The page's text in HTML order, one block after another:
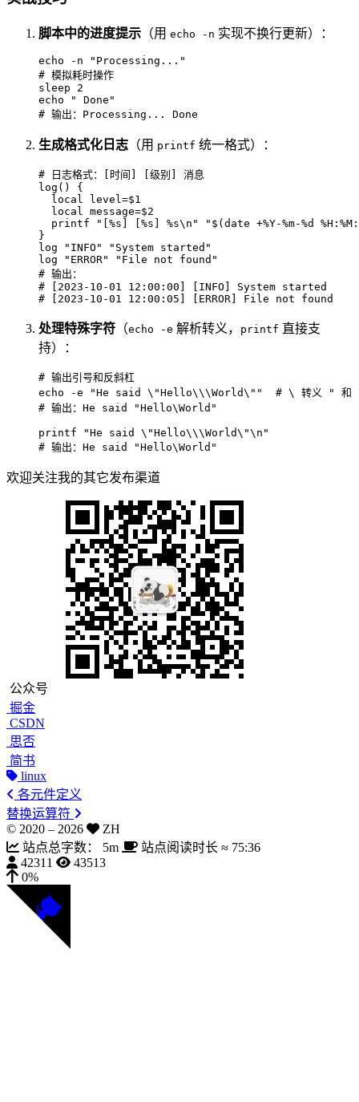
脚本中的进度提示 （用 echo -n 实现不换行更新）：
echo -n
"Processing..."
# 模拟耗时操作
sleep
echo
" Done"
# 输出：Processing... Done
生成格式化日志 （用 printf 统一格式）：
# 日志格式：[时间] [级别] 消息
log () {
local
level=$1
local
message=$2
printf
"[%s] [%s] %s\n" " $(date +%Y-%m-%d
log
"INFO"
"System started"
log
"ERROR"
"File not found"
# 输出：
# [2023-10-01 12:00:00] [INFO] System started
# [2023-10-01 12:00:05] [ERROR] File not found
处理特殊字符 （echo -e 解析转义， printf 直接支
持）：
# 输出引号和反斜杠
echo -e "He said \"Hello\\\World\""
# \ 转义 " 和
# 输出：He said "Hello\World"
printf
"He said \"Hello\\\World\"\n"
# 输出：He said "Hello\World"
欢迎关注我的其它发布渠道
公众号
掘金
CSDN
思否
简书
linux
各元件定义
替换运算符
© 2020 – 2026
ZH
站点总字数：
5m 站点阅读时长 ≈ 75:36
42311
43513
0%